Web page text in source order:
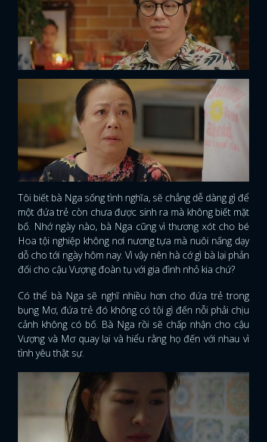
Tôi biết bà Nga sống tình nghĩa, sẽ chẳng dễ dàng gì để
một đứa trẻ còn chưa được sinh ra mà không biết mặt
bố. Nhớ ngày nào, bà Nga cũng vì thương xót cho bé
Hoa tội nghiệp không nơi nương tựa mà nuôi nấng dạy
dỗ cho tới ngày hôm nay. Vì vậy nên hà cớ gì bà lại phản
đối cho cậu Vượng đoàn tụ với gia đình nhỏ kia chứ?
Có thể bà Nga sẽ nghĩ nhiều hơn cho đứa trẻ trong
bụng Mơ, đứa trẻ đó không có tội gì đến nỗi phải chịu
cảnh không có bố. Bà Nga rồi sẽ chấp nhận cho cậu
Vượng và Mơ quay lại và hiểu rằng họ đến với nhau vì
tình yêu thật sự.